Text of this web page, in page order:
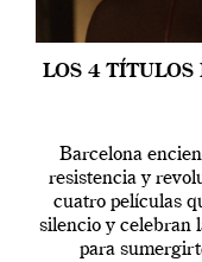
LOS 4 TÍTULOS
Barcelona
resistencia y
cuatro películas
silencio y celebran
para